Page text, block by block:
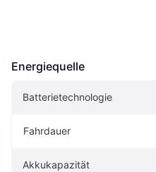
Energiequelle
Batterietechnologie
Fahrdauer
Akkukapazität